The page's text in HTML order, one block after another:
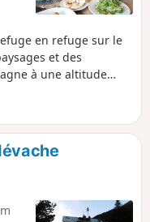
en refuge sur le
et des
à une altitude
d'être sur le toit
de la haute